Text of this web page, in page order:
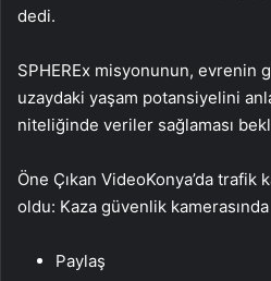
dedi.
SPHEREx misyonunun, evrenin
uzaydaki yaşam potansiyelini
niteliğinde veriler sağlaması
Öne Çıkan VideoKonya’da trafik
oldu: Kaza güvenlik kamerasında
Paylaş